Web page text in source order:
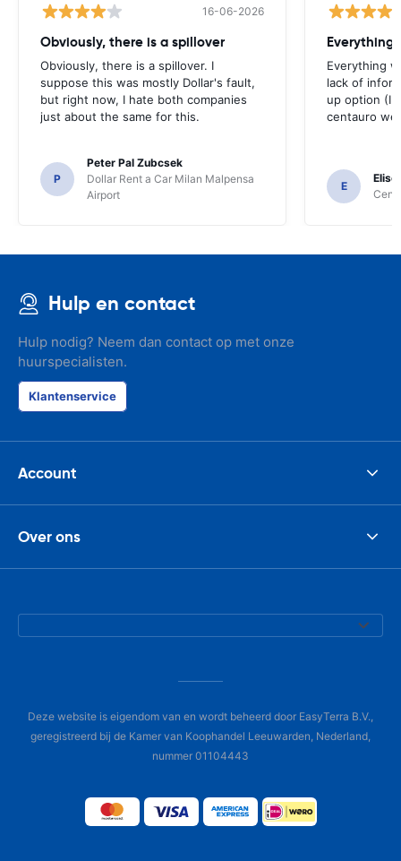
16-06-2026
Obviously, there is a spillover
Obviously, there is a spillover. I
suppose this was mostly Dollar's fault,
but right now, I hate both companies
just about the same for this.
P
Peter Pal Zubcsek
Dollar Rent a Car Milan Malpensa
Airport
Everything
Everything
lack of
up option (I
centauro
E
Hulp en contact
Hulp nodig? Neem dan contact op met onze
huurspecialisten.
Klantenservice
Account
Over ons
Deze website is eigendom van en wordt beheerd door EasyTerra B.V.,
geregistreerd bij de Kamer van Koophandel Leeuwarden, Nederland,
nummer 01104443